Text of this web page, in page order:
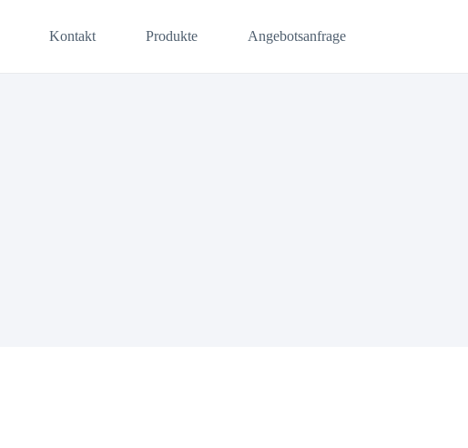
Kontakt Produkte Angebotsanfrage